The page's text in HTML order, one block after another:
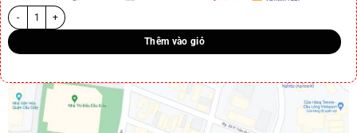
Thêm vào giỏ